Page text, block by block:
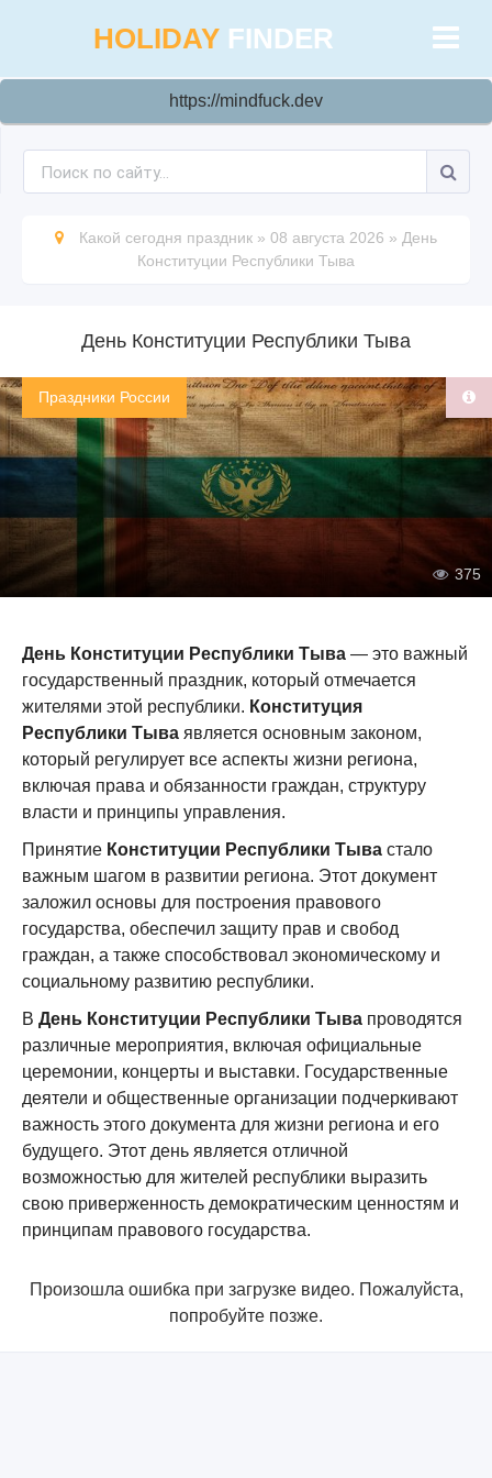
HOLIDAY FINDER
https://mindfuck.dev
Какой сегодня праздник » 08 августа 2026 » День
Конституции Республики Тыва
День Конституции Республики Тыва
Праздники России
375
День Конституции Республики Тыва — это важный
государственный праздник, который отмечается
жителями этой республики. Конституция
Республики Тыва является основным законом,
который регулирует все аспекты жизни региона,
включая права и обязанности граждан, структуру
власти и принципы управления.
Принятие Конституции Республики Тыва стало
важным шагом в развитии региона. Этот документ
заложил основы для построения правового
государства, обеспечил защиту прав и свобод
граждан, а также способствовал экономическому и
социальному развитию республики.
В День Конституции Республики Тыва проводятся
различные мероприятия, включая официальные
церемонии, концерты и выставки. Государственные
деятели и общественные организации подчеркивают
важность этого документа для жизни региона и его
будущего. Этот день является отличной
возможностью для жителей республики выразить
свою приверженность демократическим ценностям и
принципам правового государства.
Произошла ошибка при загрузке видео. Пожалуйста,
попробуйте позже.